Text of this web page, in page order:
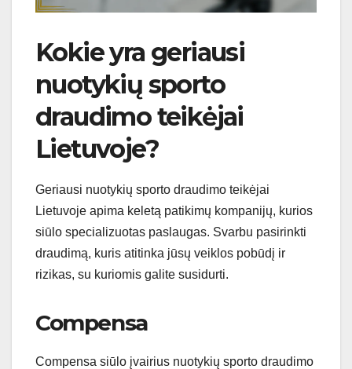
Kokie yra geriausi
nuotykių sporto
draudimo teikėjai
Lietuvoje?
Geriausi nuotykių sporto draudimo teikėjai
Lietuvoje apima keletą patikimų kompanijų, kurios
siūlo specializuotas paslaugas. Svarbu pasirinkti
draudimą, kuris atitinka jūsų veiklos pobūdį ir
rizikas, su kuriomis galite susidurti.
Compensa
Compensa siūlo įvairius nuotykių sporto draudimo